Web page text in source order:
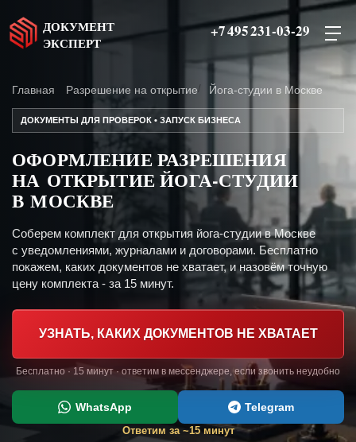
ДОКУМЕНТ
ЭКСПЕРТ
+7 495 231-03-29
Главная Разрешение на открытие Йога-студии в Москве
ДОКУМЕНТЫ ДЛЯ ПРОВЕРОК • ЗАПУСК БИЗНЕСА
ОФОРМЛЕНИЕ РАЗРЕШЕНИЯ
НА ОТКРЫТИЕ ЙОГА-СТУДИИ
В МОСКВЕ
Соберем комплект для открытия йога-студии в Москве
с уведомлениями, журналами и договорами. Бесплатно
покажем, каких документов не хватает, и назовём точную
цену комплекта - за 15 минут.
УЗНАТЬ, КАКИХ ДОКУМЕНТОВ НЕ ХВАТАЕТ
Бесплатно · 15 минут · ответим в мессенджере, если звонить неудобно
WhatsApp Telegram
Ответим за ~15 минут